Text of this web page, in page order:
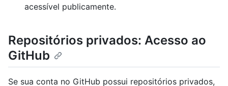
acessível publicamente.
Repositórios privados: Acesso ao
GitHub
Se sua conta no GitHub possui repositórios privados,